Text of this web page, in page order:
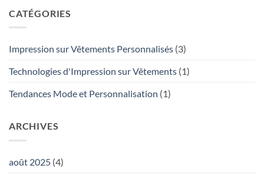
Paradise
CATÉGORIES
Impression sur Vêtements Personnalisés (3)
Technologies d'Impression sur Vêtements (1)
Tendances Mode et Personnalisation (1)
ARCHIVES
août 2025 (4)